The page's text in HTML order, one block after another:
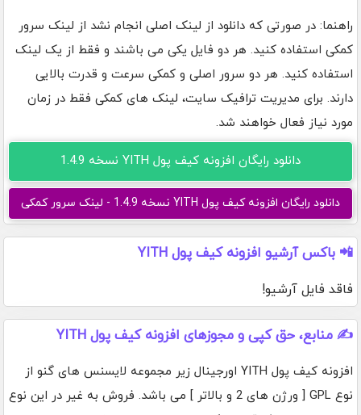
راهنما: در صورتی که دانلود از لینک اصلی انجام نشد از لینک سرور
کمکی استفاده کنید. هر دو فایل یکی می باشند و فقط از یک لینک
استفاده کنید. هر دو سرور اصلی و کمکی سرعت و قدرت بالایی
دارند. برای مدیریت ترافیک سایت، لینک های کمکی فقط در زمان
مورد نیاز فعال خواهند شد.
دانلود رایگان افزونه کیف پول YITH نسخه 1.4.9
دانلود رایگان افزونه کیف پول YITH نسخه 1.4.9 - لینک سرور کمکی
📲 باکس آرشیو افزونه کیف پول YITH
فاقد فایل آرشیو!
✍️ منابع، حق کپی و مجوزهای افزونه کیف پول YITH
افزونه کیف پول YITH اورجینال زیر مجموعه لایسنس های گنو از
نوع GPL [ ورژن های 2 و بالاتر ] می باشد. فروش به غیر در این نوع